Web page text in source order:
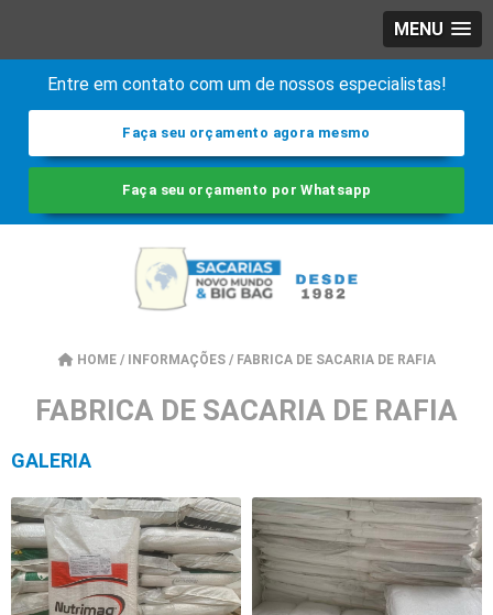
MENU
Entre em contato com um de nossos especialistas!
Faça seu orçamento agora mesmo
Faça seu orçamento por Whatsapp
HOME / INFORMAÇÕES / FABRICA DE SACARIA DE RAFIA
FABRICA DE SACARIA DE RAFIA
GALERIA